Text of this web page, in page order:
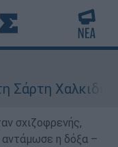
-
σχιζοφρενής,
αντάμωσε η δόξα –